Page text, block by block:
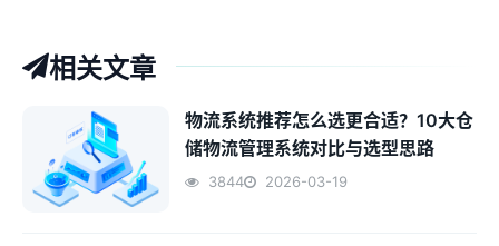
相关文章
物流系统推荐怎么选更合适？10大仓
储物流管理系统对比与选型思路
3844 2026-03-19